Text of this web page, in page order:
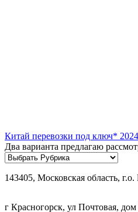
Китай перевозки под ключ*
Два варианта предлагаю
Рубрики
143405, Московская область,
г Красногорск, ул Почтовая, дом